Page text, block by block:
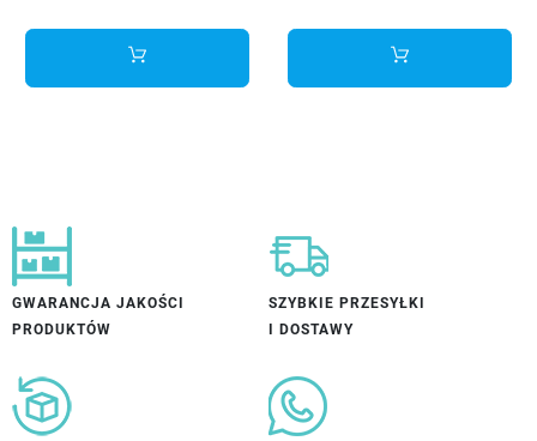
GWARANCJA JAKOŚCI
PRODUKTÓW
SZYBKIE PRZESYŁKI
I DOSTAWY